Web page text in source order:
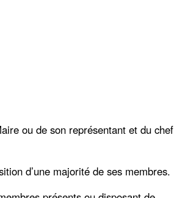
ou de son représentant et du chef
d’une majorité de ses membres.